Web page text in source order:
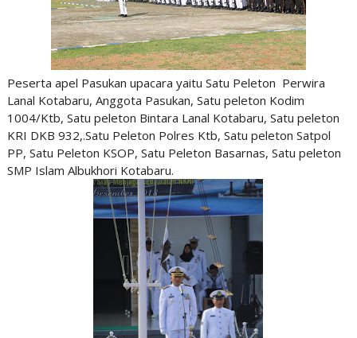
Peserta apel Pasukan upacara yaitu Satu Peleton Perwira
Lanal Kotabaru, Anggota Pasukan, Satu peleton Kodim
1004/Ktb, Satu peleton Bintara Lanal Kotabaru, Satu peleton
KRI DKB 932,.Satu Peleton Polres Ktb, Satu peleton Satpol
PP, Satu Peleton KSOP, Satu Peleton Basarnas, Satu peleton
SMP Islam Albukhori Kotabaru.